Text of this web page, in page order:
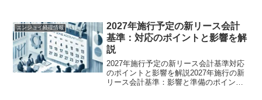
なの？」「夏のボーナス、少しでも有利
な条件で預けたいけれど、...
エンジョイ経理情報
2027年施行予定の新リース会計
基準：対応のポイントと影響を解
説
2027年施行予定の新リース会計基準対応
のポイントと影響を解説2027年施行の新
リース会計基準：影響と準備のポイント